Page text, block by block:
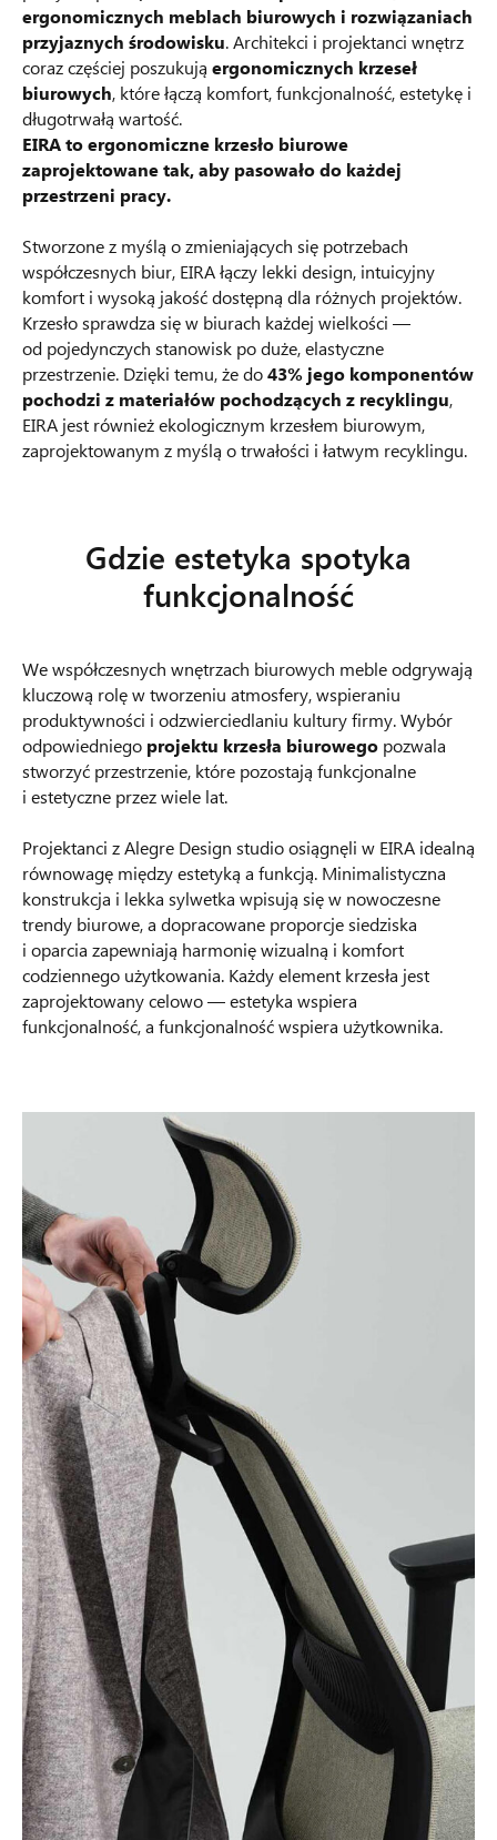
ergonomicznych meblach biurowych i rozwiązaniach
przyjaznych środowisku. Architekci i projektanci wnętrz
coraz częściej poszukują ergonomicznych krzeseł
biurowych, które łączą komfort, funkcjonalność, estetykę i
długotrwałą wartość.
EIRA to ergonomiczne krzesło biurowe
zaprojektowane tak, aby pasowało do każdej
przestrzeni pracy.
Stworzone z myślą o zmieniających się potrzebach
współczesnych biur, EIRA łączy lekki design, intuicyjny
komfort i wysoką jakość dostępną dla różnych projektów.
Krzesło sprawdza się w biurach każdej wielkości —
od pojedynczych stanowisk po duże, elastyczne
przestrzenie. Dzięki temu, że do43% jego komponentów
pochodzi z materiałów pochodzących z recyklingu,
EIRA jest również ekologicznym krzesłem biurowym,
zaprojektowanym z myślą o trwałości i łatwym recyklingu.
Gdzie estetyka spotyka
funkcjonalność
We współczesnych wnętrzach biurowych meble odgrywają
kluczową rolę w tworzeniu atmosfery, wspieraniu
produktywności i odzwierciedlaniu kultury firmy. Wybór
odpowiedniego projektu krzesła biurowego pozwala
stworzyć przestrzenie, które pozostają funkcjonalne
i estetyczne przez wiele lat.
Projektanci z Alegre Design studio osiągnęli w EIRA idealną
równowagę między estetyką a funkcją. Minimalistyczna
konstrukcja i lekka sylwetka wpisują się w nowoczesne
trendy biurowe, a dopracowane proporcje siedziska
i oparcia zapewniają harmonię wizualną i komfort
codziennego użytkowania. Każdy element krzesła jest
zaprojektowany celowo — estetyka wspiera
funkcjonalność, a funkcjonalność wspiera użytkownika.